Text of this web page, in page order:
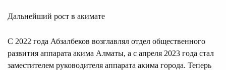
Дальнейший рост в акимате
С 2022 года Абзалбеков возглавлял отдел общественного
развития аппарата акима Алматы, а с апреля 2023 года стал
заместителем руководителя аппарата акима города. Теперь